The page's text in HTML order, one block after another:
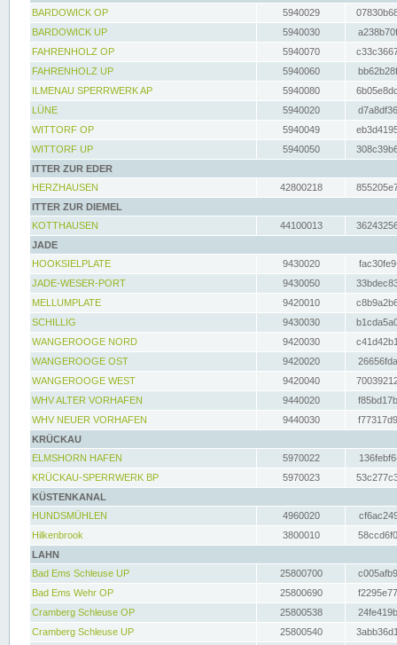
BARDOWICK OP
5940029
BARDOWICK UP
5940030
FAHRENHOLZ OP
5940070
FAHRENHOLZ UP
5940060
ILMENAU SPERRWERK AP
5940080
LÜNE
5940020
WITTORF OP
5940049
WITTORF UP
5940050
ITTER ZUR EDER
HERZHAUSEN
42800218
ITTER ZUR DIEMEL
KOTTHAUSEN
44100013
JADE
HOOKSIELPLATE
9430020
JADE-WESER-PORT
9430050
MELLUMPLATE
9420010
SCHILLIG
9430030
WANGEROOGE NORD
9420030
WANGEROOGE OST
9420020
WANGEROOGE WEST
9420040
WHV ALTER VORHAFEN
9440020
WHV NEUER VORHAFEN
9440030
KRÜCKAU
ELMSHORN HAFEN
5970022
KRÜCKAU-SPERRWERK BP
5970023
KÜSTENKANAL
HUNDSMÜHLEN
4960020
Hilkenbrook
3800010
LAHN
Bad Ems Schleuse UP
25800700
Bad Ems Wehr OP
25800690
Cramberg Schleuse OP
25800538
Cramberg Schleuse UP
25800540